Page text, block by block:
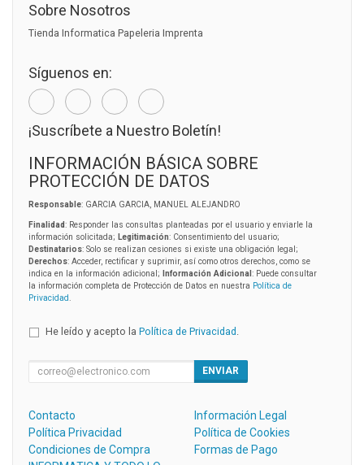
Sobre Nosotros
Tienda Informatica Papeleria Imprenta
Síguenos en:
¡Suscríbete a Nuestro Boletín!
INFORMACIÓN BÁSICA SOBRE
PROTECCIÓN DE DATOS
Responsable: GARCIA GARCIA, MANUEL ALEJANDRO
Finalidad: Responder las consultas planteadas por el usuario y enviarle la
información solicitada; Legitimación: Consentimiento del usuario;
Destinatarios: Solo se realizan cesiones si existe una obligación legal;
Derechos: Acceder, rectificar y suprimir, así como otros derechos, como se
indica en la información adicional;
Información Adicional : Puede consultar
la información completa de Protección de Datos en nuestra Política de
Privacidad
He leído y acepto la Política de Privacidad
ENVIAR
Contacto
Información Legal
Política Privacidad
Política de Cookies
Condiciones de Compra
Formas de Pago